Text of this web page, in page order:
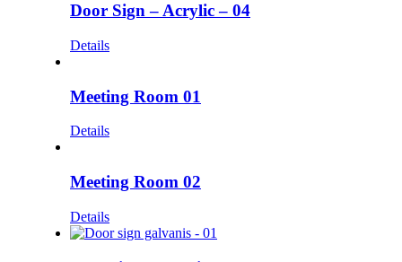
Door Sign – Acrylic – 04
Details
Meeting Room 01
Details
Meeting Room 02
Details